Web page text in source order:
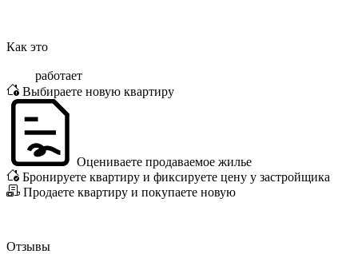
Как это
работает
Выбираете новую квартиру
Оцениваете продаваемое жилье
Бронируете квартиру и фиксируете цену у застройщика
Продаете квартиру и покупаете новую
Отзывы